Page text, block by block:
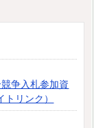
争入札参加資
リンク）